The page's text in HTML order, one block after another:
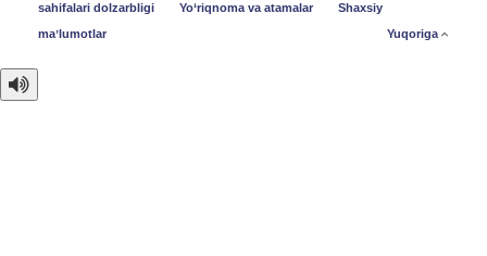
sahifalari dolzarbligi
Yo‘riqnoma va atamalar
Shaxsiy
maʼlumotlar
Yuqoriga